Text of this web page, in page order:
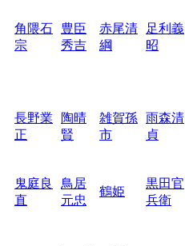
角隈石
宗
豊臣
秀吉
赤尾清
綱
足利義
昭
長野業
正
陶晴
賢
雑賀孫
市
雨森清
貞
鬼庭良
直
鳥居
元忠
鶴姫
黒田官
兵衛